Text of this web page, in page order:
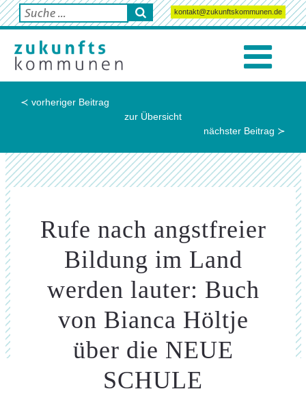
kontakt@zukunftskommunen.de
≺ vorheriger Beitrag
zur Übersicht
nächster Beitrag ≻
Rufe nach angstfreier
Bildung im Land
werden lauter: Buch
von Bianca Höltje
über die NEUE
SCHULE